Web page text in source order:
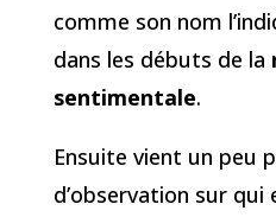
comme son nom
dans les débuts de la
sentimentale.
Ensuite vient un peu
d’observation sur